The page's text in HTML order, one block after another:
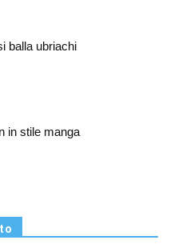
balla ubriachi
in stile manga